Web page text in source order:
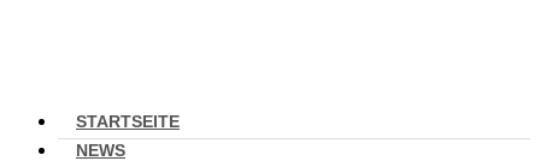
STARTSEITE
NEWS